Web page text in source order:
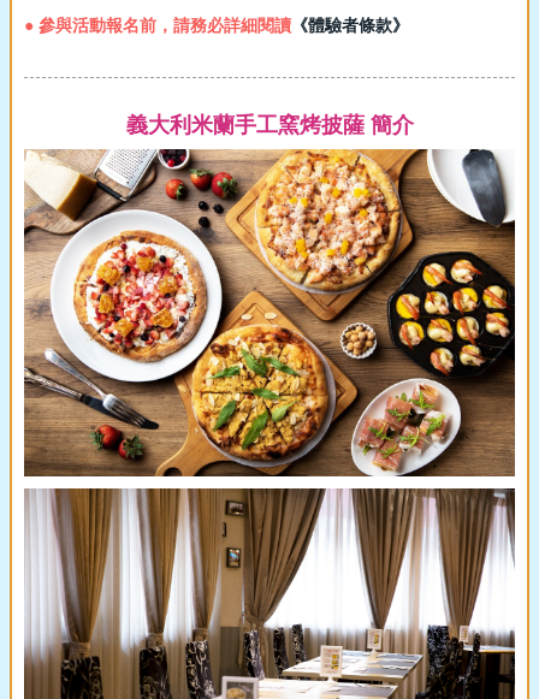
● 參與活動報名前，請務必詳細閱讀 《體驗者條款》
義大利米蘭手工窯烤披薩 簡介